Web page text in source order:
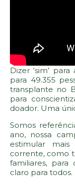
Dizer ‘sim’
para 49.355
transplante no
para
doador. Uma
Somos
ano, nossa
estimular
corrente, como
familiares,
claro para todos.